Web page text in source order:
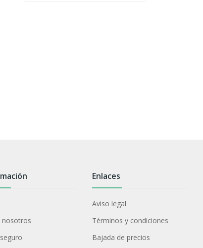
nosotros
Enlaces
Aviso legal
Términos y condiciones
Bajada de precios